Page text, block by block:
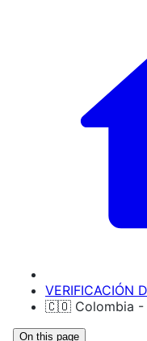
VERIFICACIÓN
🇨🇴 Colombia -
On this page